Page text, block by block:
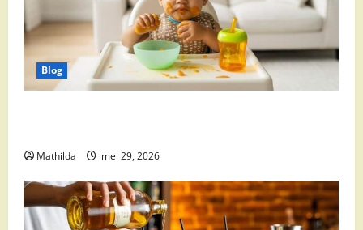
Blog
Mathilda mei 29, 2026